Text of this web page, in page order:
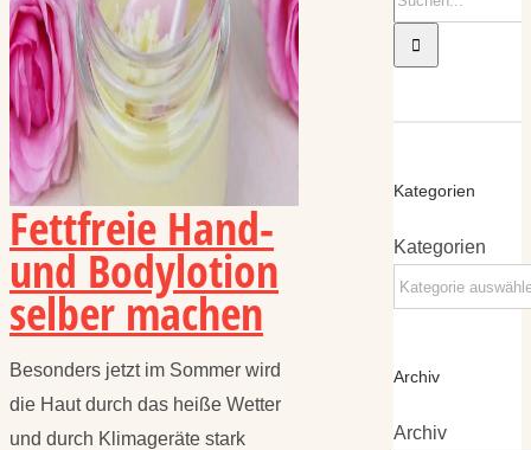
Fettfreie Hand-
und Bodylotion
selber machen
Besonders jetzt im Sommer wird
die Haut durch das heiße Wetter
und durch Klimageräte stark
Kategorien
Kategorien
Archiv
Archiv